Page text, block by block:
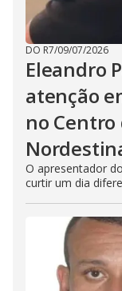
DO R7/09/07/2026
Eleandro
atenção
no Centro
O apresentador
curtir um dia